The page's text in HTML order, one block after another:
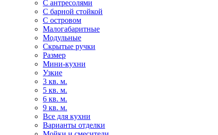
С антресолями
С барной стойкой
С островом
Малогабаритные
Модульные
Скрытые ручки
Размер
Мини-кухни
Узкие
3 кв. м.
5 кв. м.
6 кв. м.
9 кв. м.
Все для кухни
Варианты отделки